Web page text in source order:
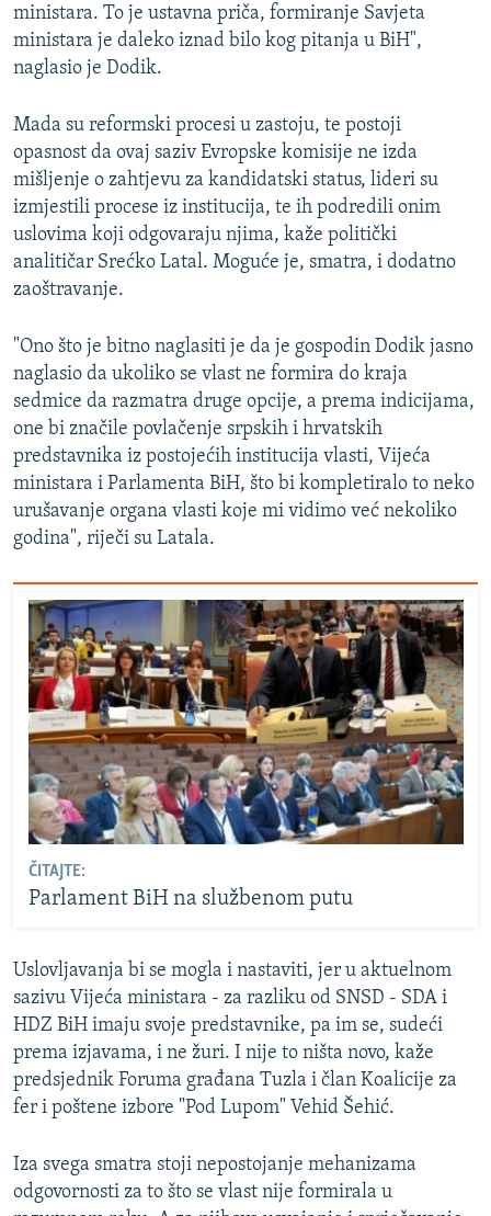
ministara. To je ustavna priča, formiranje Savjeta
ministara je daleko iznad bilo kog pitanja u BiH",
naglasio je Dodik.
Mada su reformski procesi u zastoju, te postoji
opasnost da ovaj saziv Evropske komisije ne izda
mišljenje o zahtjevu za kandidatski status, lideri su
izmjestili procese iz institucija, te ih podredili onim
uslovima koji odgovaraju njima, kaže politički
analitičar Srećko Latal. Moguće je, smatra, i dodatno
zaoštravanje.
"Ono što je bitno naglasiti je da je gospodin Dodik jasno
naglasio da ukoliko se vlast ne formira do kraja
sedmice da razmatra druge opcije, a prema indicijama,
one bi značile povlačenje srpskih i hrvatskih
predstavnika iz postojećih institucija vlasti, Vijeća
ministara i Parlamenta BiH, što bi kompletiralo to neko
urušavanje organa vlasti koje mi vidimo već nekoliko
godina", riječi su Latala.
ČITAJTE:
Parlament BiH na službenom putu
Uslovljavanja bi se mogla i nastaviti, jer u aktuelnom
sazivu Vijeća ministara - za razliku od SNSD - SDA i
HDZ BiH imaju svoje predstavnike, pa im se, sudeći
prema izjavama, i ne žuri. I nije to ništa novo, kaže
predsjednik Foruma građana Tuzla i član Koalicije za
fer i poštene izbore "Pod Lupom" Vehid Šehić.
Iza svega smatra stoji nepostojanje mehanizama
odgovornosti za to što se vlast nije formirala u